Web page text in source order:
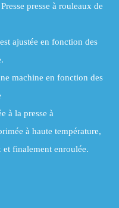
presse à rouleaux de
ajustée en fonction des
machine en fonction des
à la presse à
à haute température,
et finalement enroulée.